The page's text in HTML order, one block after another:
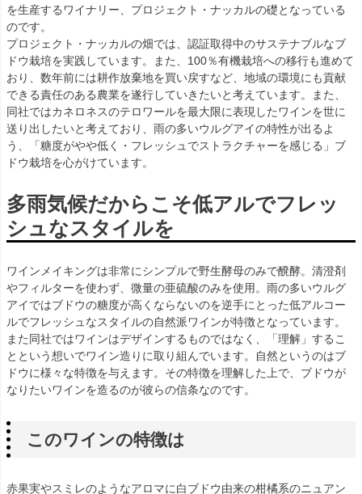
を生産するワイナリー、プロジェクト・ナッカルの礎となっている
のです。
プロジェクト・ナッカルの畑では、認証取得中のサステナブルなブ
ドウ栽培を実践しています。また、100％有機栽培への移行も進めて
おり、数年前には耕作放棄地を買い戻すなど、地域の環境にも貢献
できる責任のある農業を遂行していきたいと考えています。また、
同社ではカネロネスのテロワールを最大限に表現したワインを世に
送り出したいと考えており、雨の多いウルグアイの特性が出るよ
う、「糖度がやや低く・フレッシュでストラクチャーを感じる」ブ
ドウ栽培を心がけています。
多雨気候だからこそ低アルでフレッ
シュなスタイルを
ワインメイキングは非常にシンプルで野生酵母のみで醗酵。清澄剤
やフィルターを使わず、微量の亜硫酸のみを使用。雨の多いウルグ
アイではブドウの糖度が高くならないのを逆手にとった低アルコー
ルでフレッシュなスタイルの自然派ワインが特徴となっています。
また同社ではワインはデザインするものではなく、「理解」するこ
とという想いでワイン造りに取り組んでいます。自然というのはブ
ドウに様々な特徴を与えます。その特徴を理解した上で、ブドウが
なりたいワインを造るのが彼らの信条なのです。
このワインの特徴は
赤果実やスミレのようなアロマに白ブドウ由来の柑橘系のニュアン